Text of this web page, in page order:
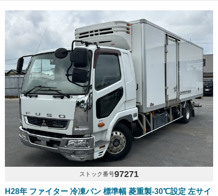
ストック番号97271
H28年 ファイター 冷凍バン 標準幅 菱重製-30℃設定 左サイ